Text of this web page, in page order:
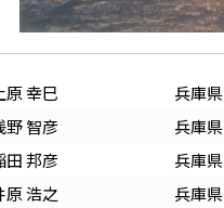
原 幸巳 兵庫県
野 智彦
兵庫県
田 邦彦
兵庫県
原 浩之
兵庫県